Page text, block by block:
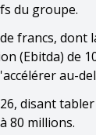
du groupe.
francs, dont
(Ebitda) de
au-
disant
80 millions.